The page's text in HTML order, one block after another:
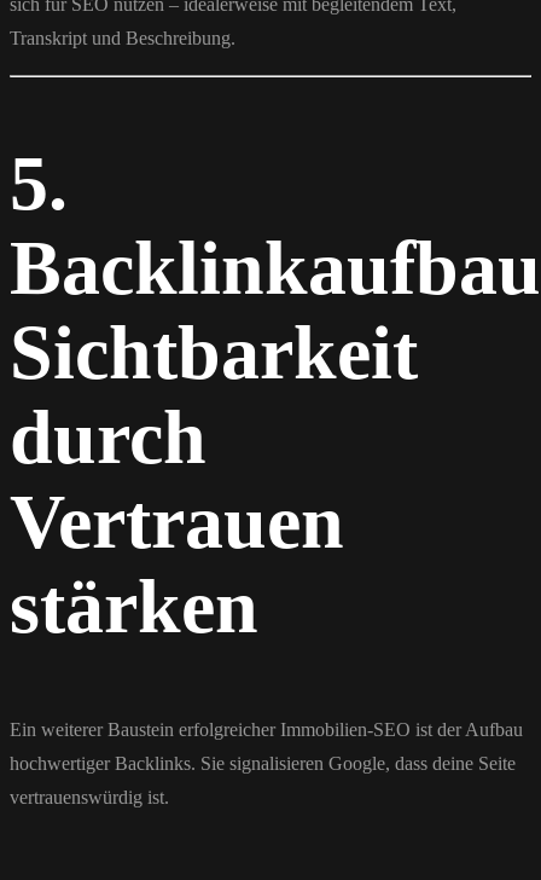
sich für SEO nutzen – idealerweise mit begleitendem Text,
Transkript und Beschreibung.
5.
Sichtbarkeit
durch
Vertrauen
stärken
Ein weiterer Baustein erfolgreicher Immobilien-SEO ist der Aufbau
hochwertiger Backlinks. Sie signalisieren Google, dass deine Seite
vertrauenswürdig ist.